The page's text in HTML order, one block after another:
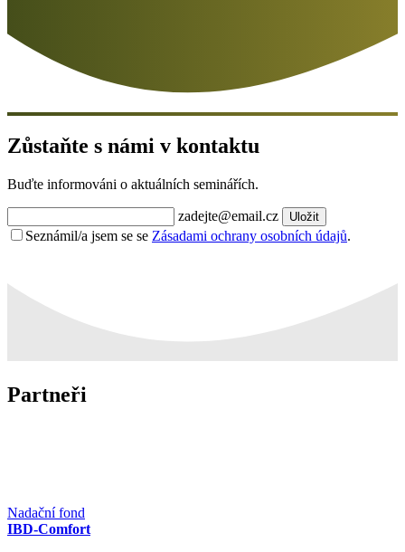
Zůstaňte s námi v kontaktu
Buďte informováni o aktuálních seminářích.
zadejte@email.cz Uložit
Seznámil/a jsem se se Zásadami ochrany osobních údajů.
Partneři
Nadační fond
IBD-Comfort